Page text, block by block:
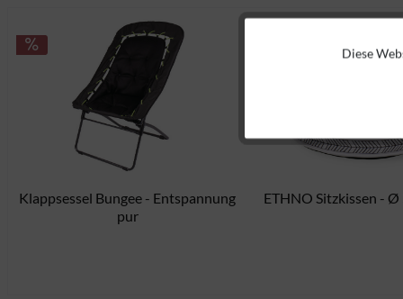
Klappsessel Bungee - Entspannung
pur
ETHNO Sitzkissen - Ø
Diese